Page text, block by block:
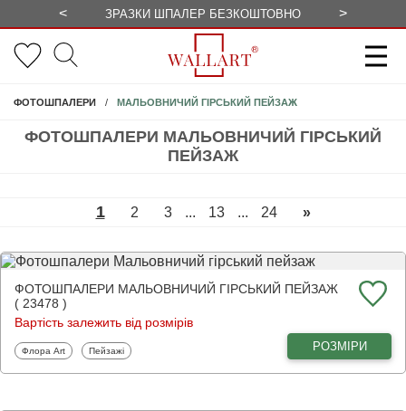
< ЗРАЗКИ ШПАЛЕР БЕЗКОШТОВНО >
ФОТОШПАЛЕРИ МАЛЬОВНИЧИЙ ГІРСЬКИЙ
ПЕЙЗАЖ
ФОТОШПАЛЕРИ МАЛЬОВНИЧИЙ ГІРСЬКИЙ ПЕЙЗАЖ
1 2 3 ... 13 ... 24 »
ФОТОШПАЛЕРИ МАЛЬОВНИЧИЙ ГІРСЬКИЙ ПЕЙЗАЖ
( 23478 )
Вартість залежить від розмірів
Фотошпалери
Флора Art Фотошпалери
Пейзажі РОЗМІРИ